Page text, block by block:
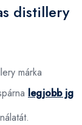
distillery
márka
legjobb jg